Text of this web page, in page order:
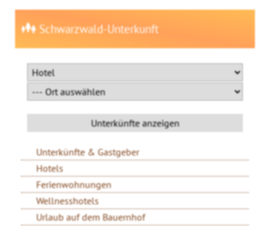
Schwarzwald-Unterkunft
Unterkünfte & Gastgeber
Hotels
Ferienwohnungen
Wellnesshotels
Urlaub auf dem Bauernhof